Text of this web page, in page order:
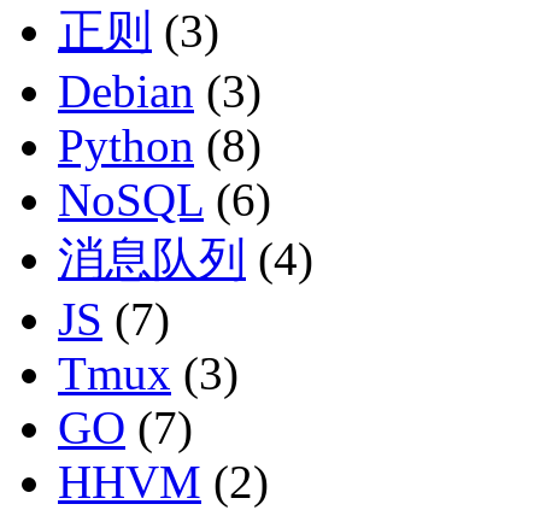
正则 (3)
Debian (3)
Python (8)
NoSQL (6)
消息队列 (4)
JS (7)
Tmux (3)
GO (7)
HHVM (2)